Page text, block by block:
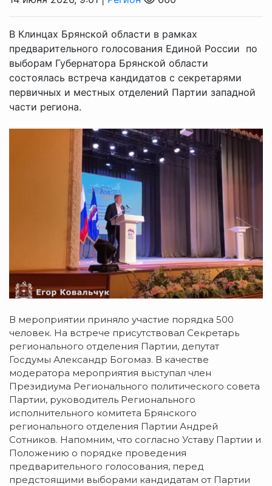
В Клинцах Брянской области в рамках
предварительного голосования Единой России по
выборам Губернатора Брянской области
состоялась встреча кандидатов с секретарями
первичных и местных отделений Партии западной
части региона.
В мероприятии приняло участие порядка 500
человек. На встрече присутствовал Секретарь
регионального отделения Партии, депутат
Госдумы Александр Богомаз. В качестве
модератора мероприятия выступал член
Президиума Регионального политического совета
Партии, руководитель Регионального
исполнительного комитета Брянского
регионального отделения Партии Андрей
Сотников. Напомним, что согласно Уставу Партии и
Положению о порядке проведения
предварительного голосования, перед
предстоящими выборами кандидатам от Партии